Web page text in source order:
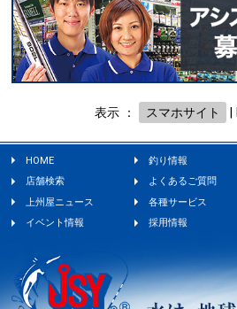
表示 ： スマホサイト
HOME 釣り情報
店舗検索
よくあるご質問
上州屋ニュース
各種サービス
イベント情報
採用情報